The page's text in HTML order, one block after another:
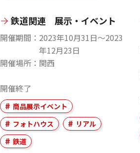
鉄道関連 展示・イベント
開催期間
2023年10月31日〜2023
年12月23日
開催場所
関西
開催終了
商品展示イベント
フォトハウス
リアル
鉄道